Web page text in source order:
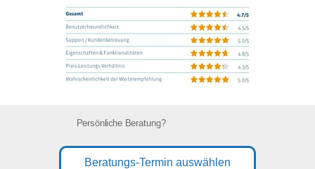
Beratungs-Termin auswählen
Persönliche Beratung?